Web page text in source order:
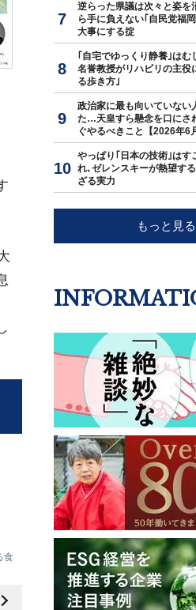
食
逆らった県議は次々と姿
ら手に負えない｢自民党福
大事にする掟
｢自宅でゆっくり静養｣は
名誉教授がリハビリの主役
る歩き方｣
政治家に最も向いていない
た…天皇すら懸念を口にさ
ぐやるべきこと【2026年6
やっぱり｢日本の技術｣は
れ､ゼレンスキーが熱望す
ざる実力
もっと見る